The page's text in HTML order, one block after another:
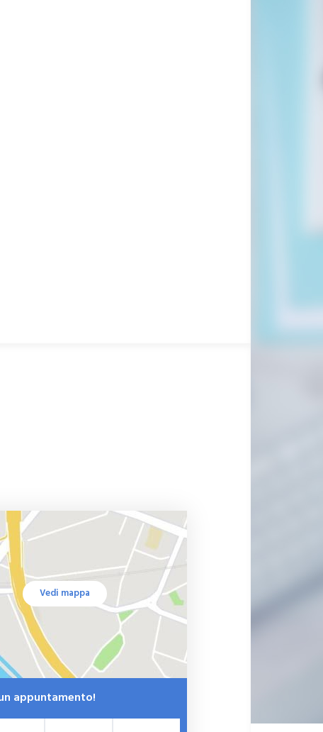
Vedi mappa
appuntamento!